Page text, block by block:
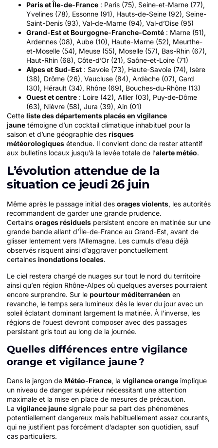
Paris et Île-de-France : Paris (75), Seine-et-Marne (77),
Yvelines (78), Essonne (91), Hauts-de-Seine (92), Seine-
Saint-Denis (93), Val-de-Marne (94), Val-d’Oise (95)
Grand-Est et Bourgogne-Franche-Comté : Marne (51),
Ardennes (08), Aube (10), Haute-Marne (52), Meurthe-
et-Moselle (54), Meuse (55), Moselle (57), Bas-Rhin (67),
Haut-Rhin (68), Côte-d’Or (21), Saône-et-Loire (71)
Alpes et Sud-Est : Savoie (73), Haute-Savoie (74), Isère
(38), Drôme (26), Vaucluse (84), Ardèche (07), Gard
(30), Hérault (34), Rhône (69), Bouches-du-Rhône (13)
Ouest et centre : Loire (42), Allier (03), Puy-de-Dôme
(63), Nièvre (58), Jura (39), Ain (01)
Cette liste des départements placés en vigilance
jaune témoigne d’un cocktail climatique inhabituel pour la
saison et d’une géographie des risques
météorologiques étendue. Il convient donc de rester attentif
aux bulletins locaux jusqu’à la levée totale de l’alerte météo.
L’évolution attendue de la
situation ce jeudi 26 juin
Même après le passage initial des orages violents, les autorités
recommandent de garder une grande prudence.
Certains orages résiduels persistent encore en matinée sur une
grande bande allant d’Île-de-France au Grand-Est, avant de
glisser lentement vers l’Allemagne. Les cumuls d’eau déjà
observés risquent ainsi d’aggraver ponctuellement
certaines inondations locales.
Le ciel restera chargé de nuages sur tout le nord du territoire
ainsi qu’en région Rhône-Alpes où quelques averses pourraient
encore surprendre. Sur le pourtour méditerranéen en
revanche, le temps sera lumineux dès le lever du jour avec un
soleil éclatant dominant largement la matinée. À l’inverse, les
régions de l’ouest devront composer avec des passages
persistant gris tout au long de la journée.
Quelles différences entre vigilance
orange et vigilance jaune ?
Dans le jargon de Météo-France, la vigilance orange implique
un niveau de danger supérieur nécessitant une attention
maximale et la mise en place de mesures de précaution.
La vigilance jaune signale pour sa part des phénomènes
potentiellement dangereux mais habituellement assez courants,
qui ne justifient pas forcément d’adapter son quotidien, sauf
cas particuliers.